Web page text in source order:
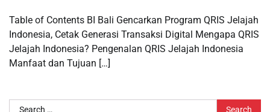
Table of Contents BI Bali Gencarkan Program QRIS Jelajah
Indonesia, Cetak Generasi Transaksi Digital Mengapa QRIS
Jelajah Indonesia? Pengenalan QRIS Jelajah Indonesia
Manfaat dan Tujuan […]
Search